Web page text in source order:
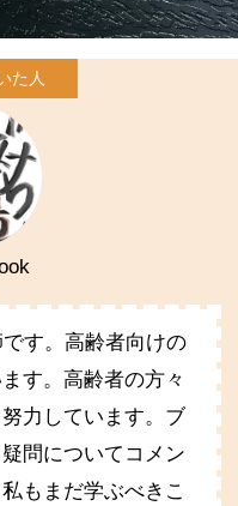
す。高齢者向けの
す。高齢者の方々
力しています。ブ
問についてコメン
もまだ学ぶべきこ